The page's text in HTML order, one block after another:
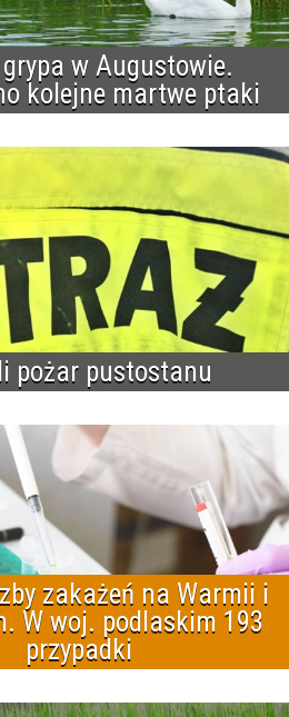
w Augustowie.
kolejne martwe ptaki
pożar pustostanu
zakażeń na Warmii i
W woj. podlaskim 193
przypadki